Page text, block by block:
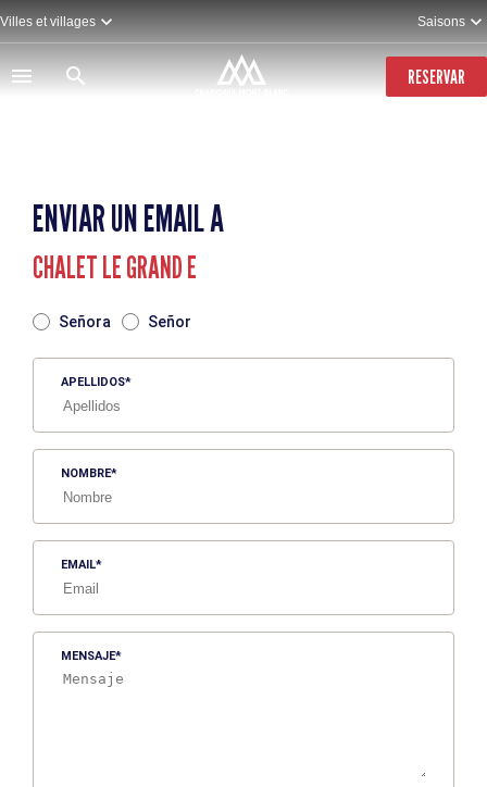
Pasar
al
contenido
principal
Villes et villages Saisons
RESERVAR
ENVIAR UN EMAIL A
CHALET LE GRAND E
Señora Señor
APELLIDOS
NOMBRE
EMAIL
MENSAJE